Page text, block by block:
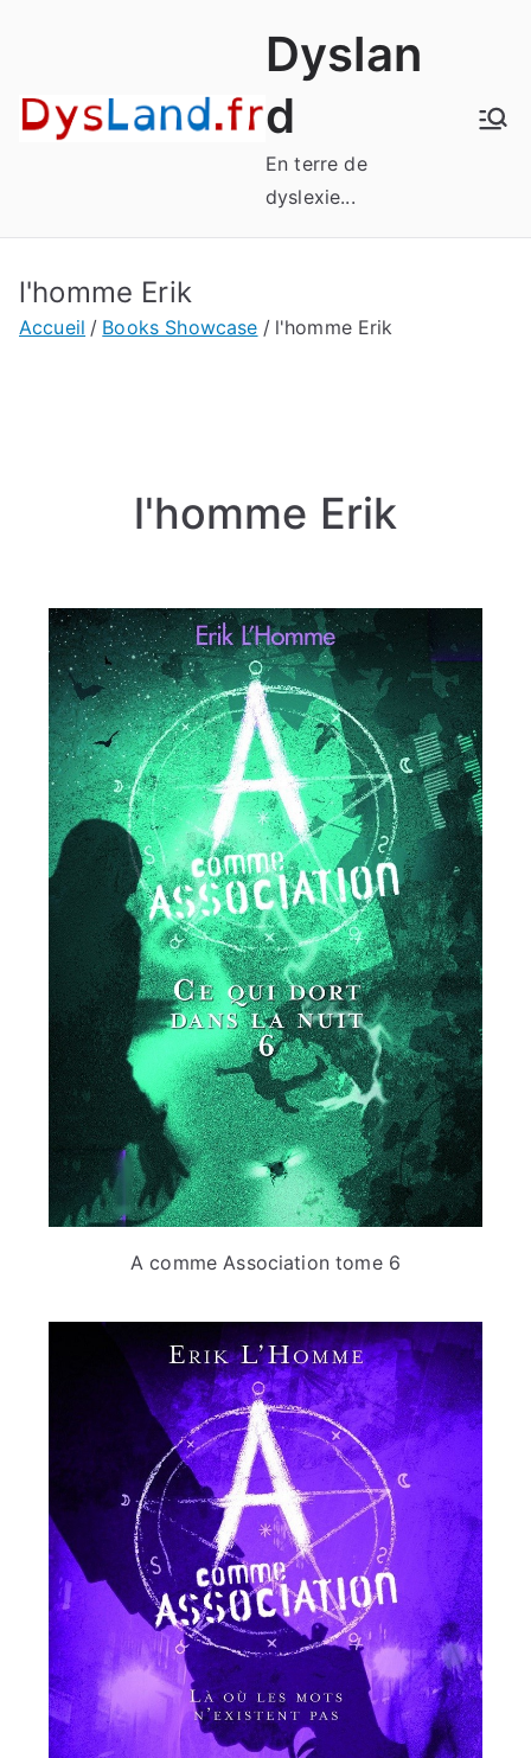
Dyslan
d
En terre de
dyslexie...
l'homme Erik
Accueil Books Showcase l'homme Erik
l'homme Erik
A comme Association tome 6